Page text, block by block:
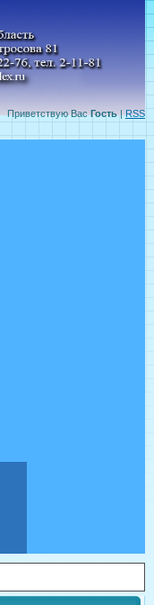
Приветствую Вас Гость|RSS